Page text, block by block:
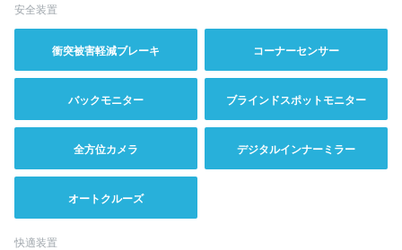
安全装置
衝突被害軽減ブレーキ コーナーセンサー
バックモニター ブラインドスポットモニター
全方位カメラ デジタルインナーミラー
オートクルーズ
快適装置